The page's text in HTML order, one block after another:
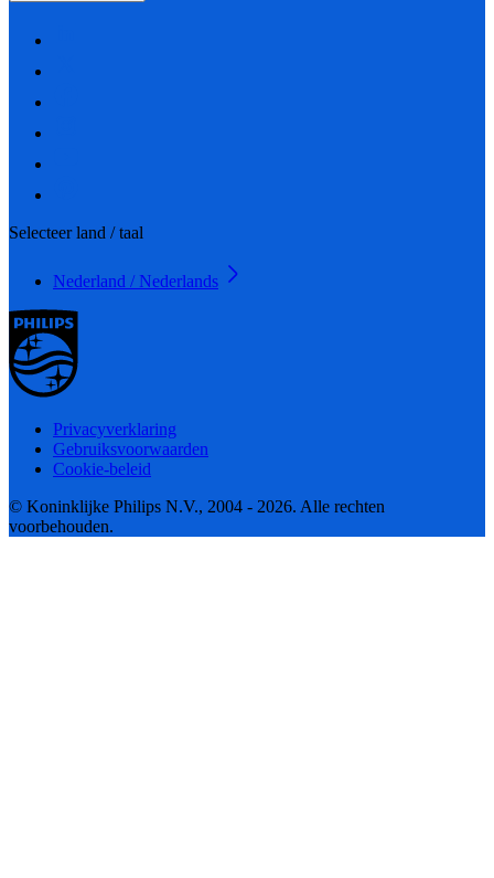
Selecteer land / taal
Nederland / Nederlands
Privacyverklaring
Gebruiksvoorwaarden
Cookie-beleid
© Koninklijke Philips N.V., 2004 - 2026. Alle rechten
voorbehouden.